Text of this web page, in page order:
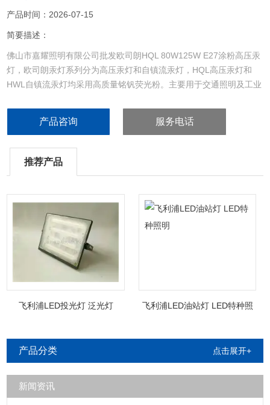
产品时间：2026-07-15
简要描述：
佛山市嘉耀照明有限公司批发欧司朗HQL 80W125W E27涂粉高压汞
灯，欧司朗汞灯系列分为高压汞灯和自镇流汞灯，HQL高压汞灯和
HWL自镇流汞灯均采用高质量铭钒荧光粉。主要用于交通照明及工业
产品咨询 服务电话
推荐产品
飞利浦LED投光灯 泛光灯
飞利浦LED油站灯 LED特种照
产品分类 点击展开+
新闻资讯